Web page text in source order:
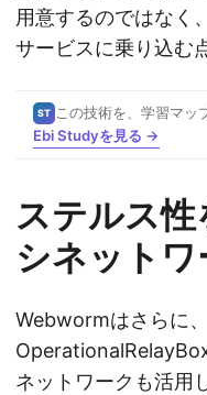
用意するのではなく
サービスに乗り込む
ST この技術を、学習マッ
Ebi Studyを見る →
ステルス
シネットワ
Webwormはさらに、
ネットワークも活用